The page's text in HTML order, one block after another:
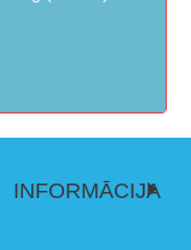
INFORMĀCIJA